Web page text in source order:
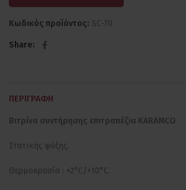
Κωδικός προϊόντος: SC-70
Share
ΠΕΡΙΓΡΑΦΉ
Βιτρίνα συντήρησης επιτραπέζια KARAMCO
Στατικής ψύξης.
Θερμοκρασία : +2°C/+10°C.